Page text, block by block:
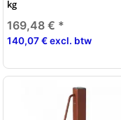
kg
169,48 € *
140,07 € excl. btw